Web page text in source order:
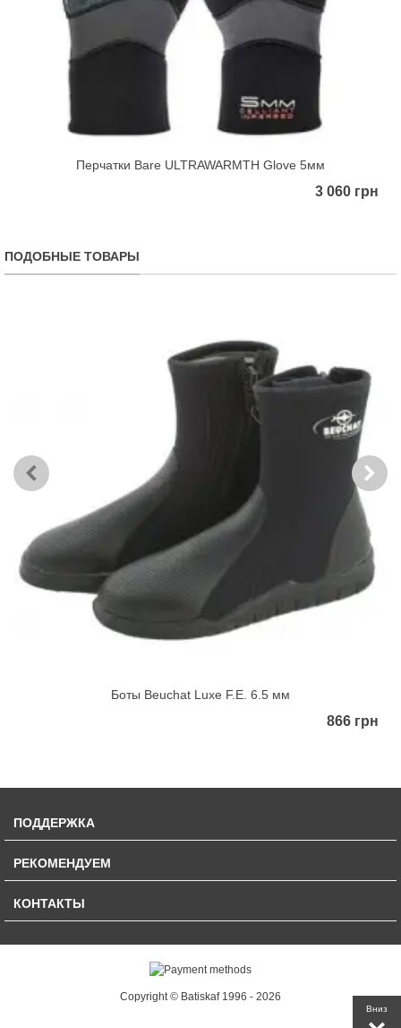
Вниз
Перчатки Bare ULTRAWARMTH Glove 5мм
3 060 грн
ПОДОБНЫЕ ТОВАРЫ
Боты Beuchat Luxe F.E. 6.5 мм
866 грн
ПОДДЕРЖКА
РЕКОМЕНДУЕМ
КОНТАКТЫ
Copyright © Batiskaf 1996 - 2026